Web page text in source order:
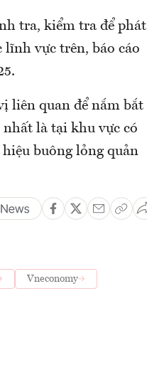
tra, kiểm tra để phát
vực trên, báo cáo
liên quan để nắm bắt
là tại khu vực có
buông lỏng quản
Vneconomy